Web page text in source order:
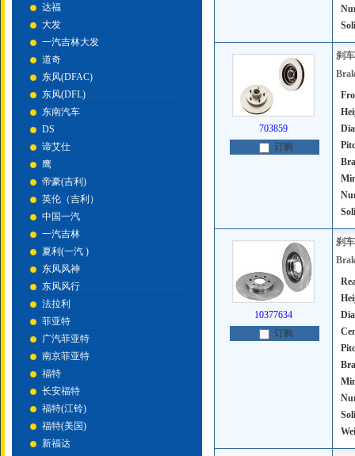
订购
703859
刹
订购
10377634
刹
达福
大发
一汽吉林大发
道奇
东风(DFAC)
东风(DFL)
东南汽车
DS
谛艾仕
鹰
帝豪(吉利)
英伦（吉利）
中国一汽
一汽吉林
夏利(一汽 )
东风风神
东风风行
法拉利
菲亚特
广汽菲亚特
南京菲亚特
福特
长安福特
福特(江铃)
福特(美国)
新福达